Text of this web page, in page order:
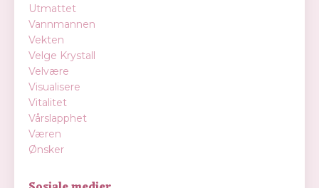
Utmattet
Vannmannen
Vekten
Velge Krystall
Velvære
Visualisere
Vitalitet
Vårslapphet
Væren
Ønsker